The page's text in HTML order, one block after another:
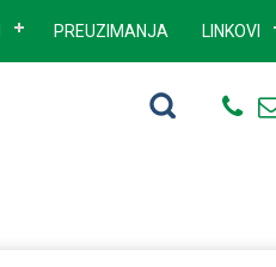
PREUZIMANJA LINKOVI